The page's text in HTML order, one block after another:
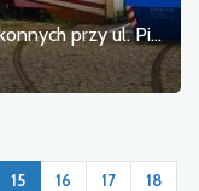
Dawna zajezdnia tramwajów konnych przy ul. Piotra Skargi
15 16 17 18